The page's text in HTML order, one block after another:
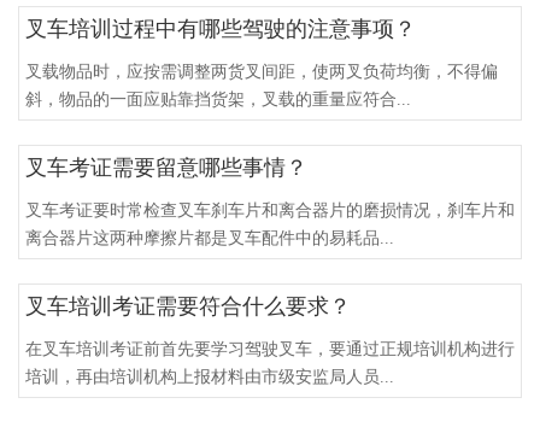
叉车培训过程中有哪些驾驶的注意事项？
叉载物品时，应按需调整两货叉间距，使两叉负荷均衡，不得偏
斜，物品的一面应贴靠挡货架，叉载的重量应符合...
叉车考证需要留意哪些事情？
叉车考证要时常检查叉车刹车片和离合器片的磨损情况，刹车片和
离合器片这两种摩擦片都是叉车配件中的易耗品...
叉车培训考证需要符合什么要求？
在叉车培训考证前首先要学习驾驶叉车，要通过正规培训机构进行
培训，再由培训机构上报材料由市级安监局人员...